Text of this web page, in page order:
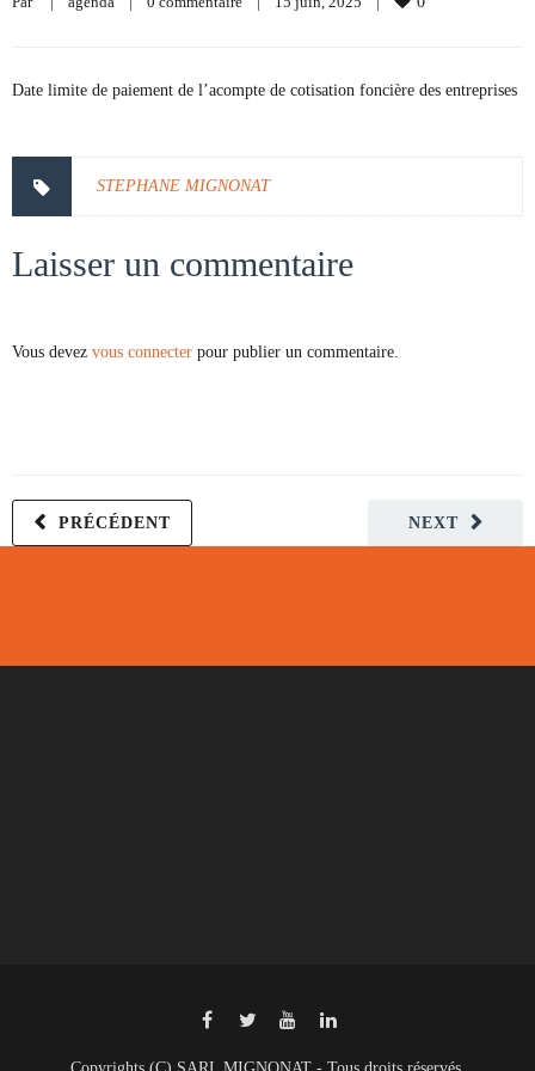
Date limite de paiement de l’acompte de cotisation foncière des entreprises
STEPHANE MIGNONAT
Laisser un commentaire
Vous devez vous connecter pour publier un commentaire.
NEXT
PRÉCÉDENT